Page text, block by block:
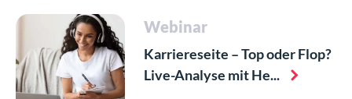
Webinar
Karriereseite – Top oder Flop?
Live-Analyse mit He...